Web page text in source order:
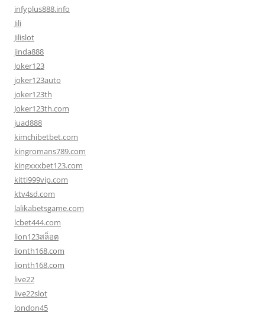
infyplus888.info
Jili
Jilislot
jinda888
Joker123
joker123auto
joker123th
Joker123th.com
juad888
kimchibetbet.com
kingromans789.com
kingxxxbet123.com
kitti999vip.com
ktv4sd.com
lalikabetsgame.com
lcbet444.com
lion123สล็อต
lionth168.com
lionth168.com
live22
live22slot
london45